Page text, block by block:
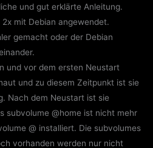
und gut erklärte Anleitung.
mit Debian angewendet.
gemacht oder der Debian
und vor dem ersten Neustart
und zu diesem Zeitpunkt ist sie
Nach dem Neustart ist sie
subvolume @home ist nicht mehr
@ installiert. Die subvolumes
vorhanden werden nur nicht